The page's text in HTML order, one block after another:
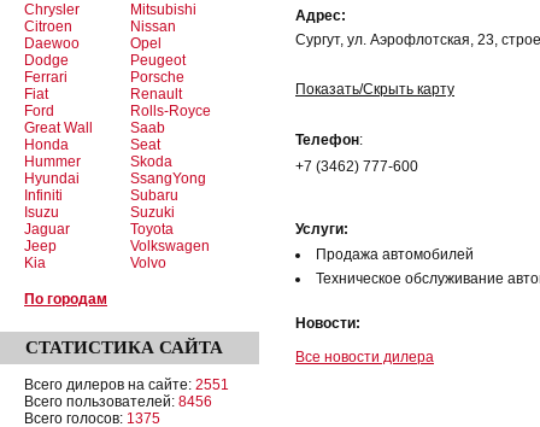
Chrysler
Citroen
Daewoo
Dodge
Ferrari
Fiat
Ford
Great Wall
Honda
Hummer
Hyundai
Infiniti
Isuzu
Jaguar
Jeep
Kia
Mitsubishi
Nissan
Opel
Peugeot
Porsche
Renault
Rolls-Royce
Saab
Seat
Skoda
SsangYong
Subaru
Suzuki
Toyota
Volkswagen
Volvo
По городам
СТАТИСТИКА САЙТА
Всего дилеров на сайте: 2551
Всего пользователей: 8456
Всего голосов: 1375
Адрес:
Сургут, ул. Аэрофлотская, 23,
Показать/Скрыть карту
Телефон:
+7 (3462) 777-600
Услуги:
Продажа автомобилей
Техническое обслуживание
Новости:
Все новости дилера